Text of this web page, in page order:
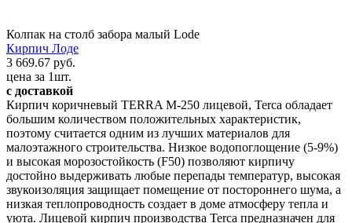
Колпак на столб забора малый Lode
Кирпич Лоде
3 669.67 руб.
цена за 1шт.
с доставкой
Кирпич коричневый TERRA М-250 лицевой, Terca обладает
большим количеством положительных характеристик,
поэтому считается одним из лучших материалов для
малоэтажного строительства. Низкое водопоглощение (5-9%)
и высокая морозостойкость (F50) позволяют кирпичу
достойно выдерживать любые перепады температур, высокая
звукоизоляция защищает помещение от постороннего шума, а
низкая теплопроводность создает в доме атмосферу тепла и
уюта. Лицевой кирпич производства Terca предназначен для